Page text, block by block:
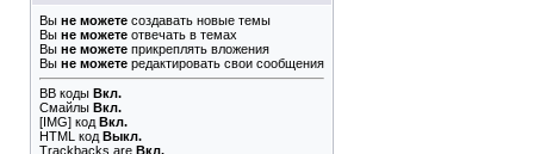
Вы не можете создавать новые темы
Вы не можете отвечать в темах
Вы не можете прикреплять вложения
Вы не можете редактировать свои сообщения
BB коды Вкл.
Смайлы Вкл.
[IMG] код Вкл.
HTML код Выкл.
Trackbacks are Вкл.